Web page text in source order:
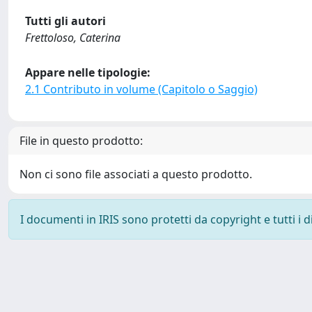
Tutti gli autori
Frettoloso, Caterina
Appare nelle tipologie:
2.1 Contributo in volume (Capitolo o Saggio)
File in questo prodotto:
Non ci sono file associati a questo prodotto.
I documenti in IRIS sono protetti da copyright e tutti i